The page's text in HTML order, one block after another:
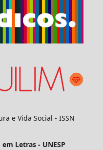
e Vida Social - ISSN
Letras - UNESP